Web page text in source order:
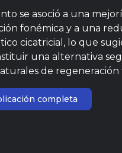
se asoció a una
fonémica y a una
cicatricial, lo que
una alternativa
de
completa